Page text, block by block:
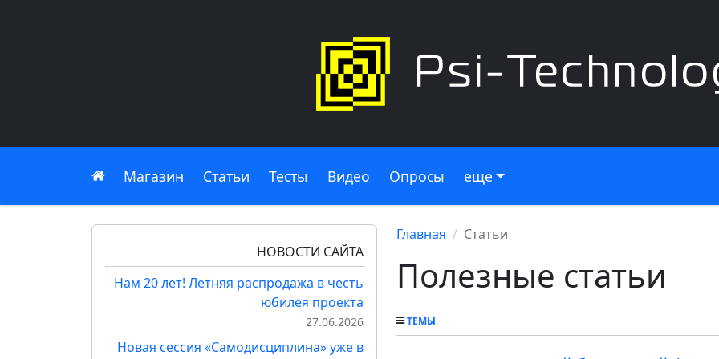
Главная
Магазин Статьи Тесты Видео Опросы еще
НОВОСТИ САЙТА
Нам 20 лет! Летняя распродажа в честь
юбилея проекта
27.06.2026
Новая сессия «Самодисциплина» уже в
Главная Статьи
Полезные статьи
ТЕМЫ